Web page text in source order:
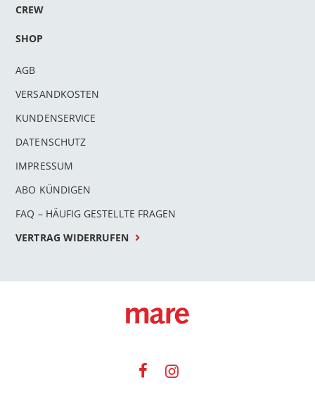
CREW
SHOP
AGB
VERSANDKOSTEN
KUNDENSERVICE
DATENSCHUTZ
IMPRESSUM
ABO KÜNDIGEN
FAQ – HÄUFIG GESTELLTE FRAGEN
VERTRAG WIDERRUFEN